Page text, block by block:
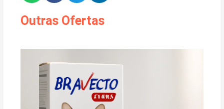
Outras Ofertas